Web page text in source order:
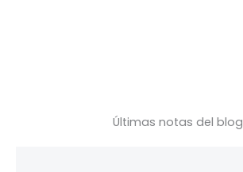
Últimas notas del blog